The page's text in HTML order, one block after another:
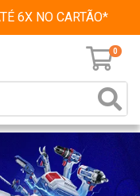
6X NO CARTÃO*
0